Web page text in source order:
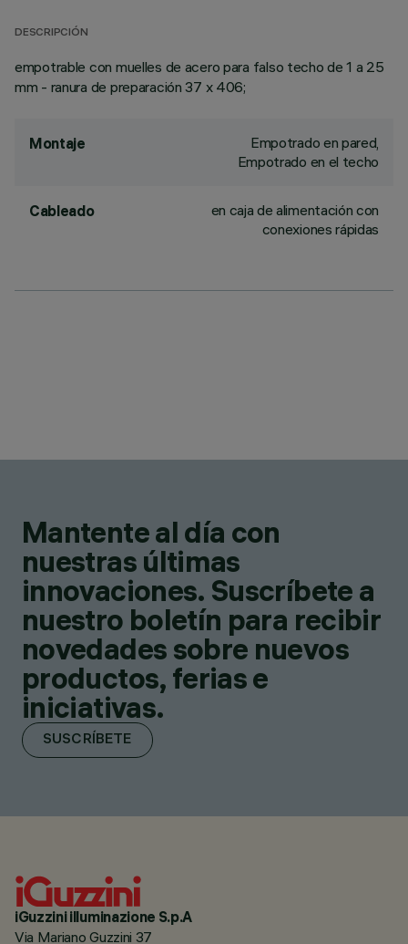
DESCRIPCIÓN
empotrable con muelles de acero para falso techo de 1 a 25
mm - ranura de preparación 37 x 406;
Montaje
Empotrado en pared,
Empotrado en el techo
Cableado
en caja de alimentación con
conexiones rápidas
Mantente al día con
nuestras últimas
innovaciones. Suscríbete a
nuestro boletín para recibir
novedades sobre nuevos
productos, ferias e
iniciativas.
SUSCRÍBETE
iGuzzini illuminazione S.p.A
Via Mariano Guzzini 37